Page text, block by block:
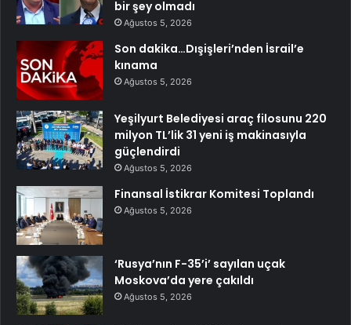
bir şey olmadı
Ağustos 5, 2026
Son dakika…Dışişleri’nden İsrail’e
kınama
Ağustos 5, 2026
Yeşilyurt Belediyesi araç filosunu 220
milyon TL’lik 31 yeni iş makinasıyla
güçlendirdi
Ağustos 5, 2026
Finansal İstikrar Komitesi Toplandı
Ağustos 5, 2026
‘Rusya’nın F-35’i’ sayılan uçak
Moskova’da yere çakıldı
Ağustos 5, 2026